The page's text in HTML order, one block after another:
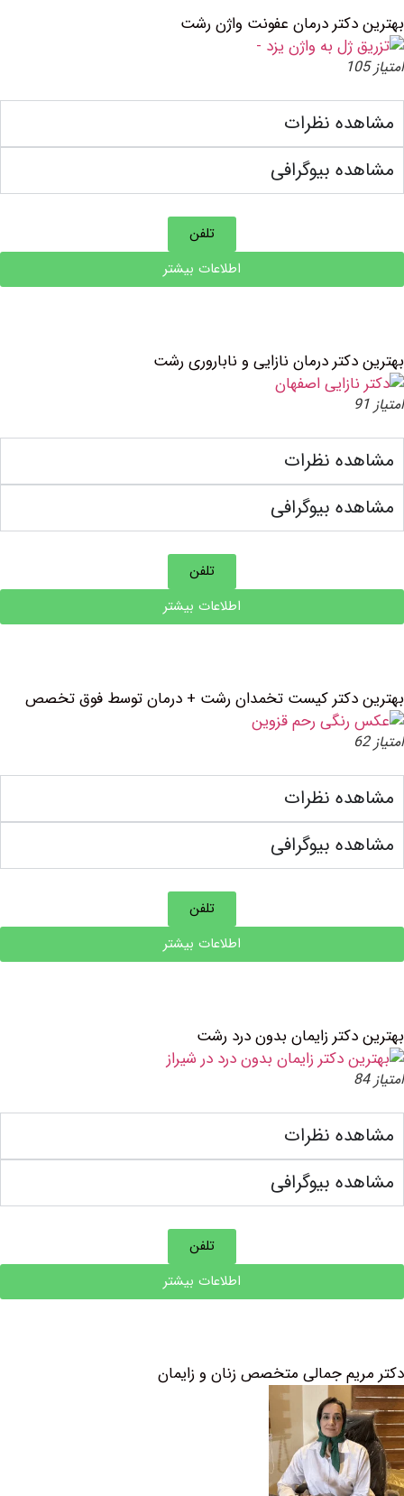
درمان عفونت واژن رشت
نظرات
بیوگرافی
اطلاعات بیشتر
درمان نازایی و ناباروری رشت
نظرات
بیوگرافی
اطلاعات بیشتر
دکتر کیست تخمدان رشت + درمان توسط فوق تخصص
نظرات
بیوگرافی
اطلاعات بیشتر
زایمان بدون درد رشت
نظرات
بیوگرافی
اطلاعات بیشتر
جمالی متخصص زنان و زایمان